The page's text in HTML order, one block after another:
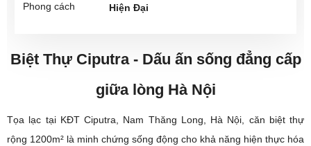
Biệt Thự Ciputra - Dấu ấn sống đẳng cấp
giữa lòng Hà Nội
Tọa lạc tại KĐT Ciputra, Nam Thăng Long, Hà Nội, căn biệt thự
rộng 1200m² là minh chứng sống động cho khả năng hiện thực hóa
Phong cách
Hiện Đại